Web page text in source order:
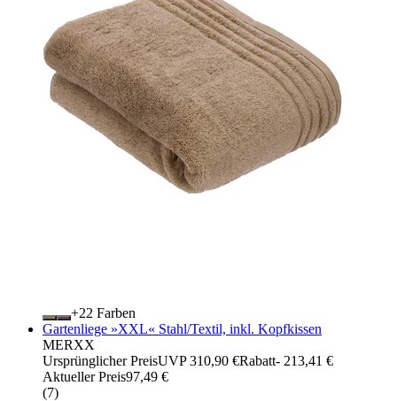
+
Farben
Gartenliege »XXL« Stahl/Textil, inkl. Kopfkissen
MERXX
Ursprünglicher PreisUVP 310,90 €Rabatt- 213,41 €
Aktueller Preis97,49 €
(7)